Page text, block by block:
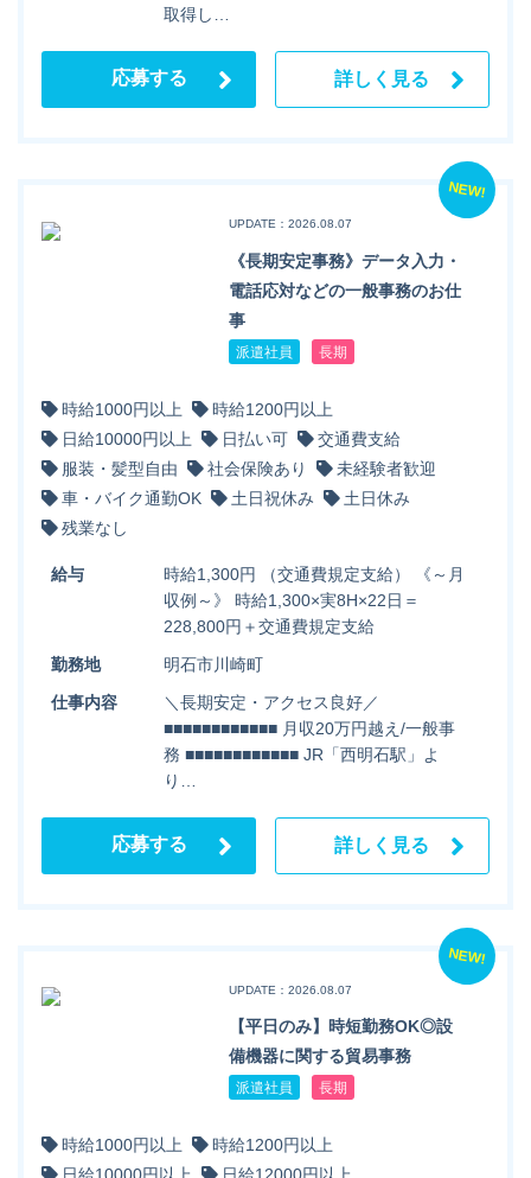
取得し…
応募する 詳しく見る
NEW!
UPDATE：2026.08.07
《長期安定事務》データ入力・
電話応対などの一般事務のお仕
事
派遣社員 長期
時給1000円以上
時給1200円以上
日給10000円以上
日払い可
交通費支給
服装・髪型自由
社会保険あり
未経験者歓迎
車・バイク通勤OK
土日祝休み
土日休み
残業なし
給与
時給1,300円 （交通費規定支給） 《～月
収例～》 時給1,300×実8H×22日＝
228,800円＋交通費規定支給
勤務地
明石市川崎町
仕事内容
＼長期安定・アクセス良好／
■■■■■■■■■■■■ 月収20万円越え/一般事
務 ■■■■■■■■■■■■ JR「西明石駅」よ
り…
応募する 詳しく見る
NEW!
UPDATE：2026.08.07
【平日のみ】時短勤務OK◎設
備機器に関する貿易事務
派遣社員 長期
時給1000円以上
時給1200円以上